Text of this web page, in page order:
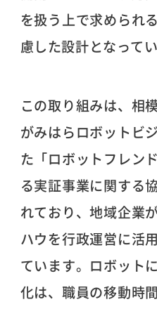
を扱う上で求められ
慮した設計となってい
この取り組みは、相
がみはらロボットビ
た「ロボットフレン
る実証事業に関する
れており、地域企業
ハウを行政運営に活
ています。ロボット
化は、職員の移動時